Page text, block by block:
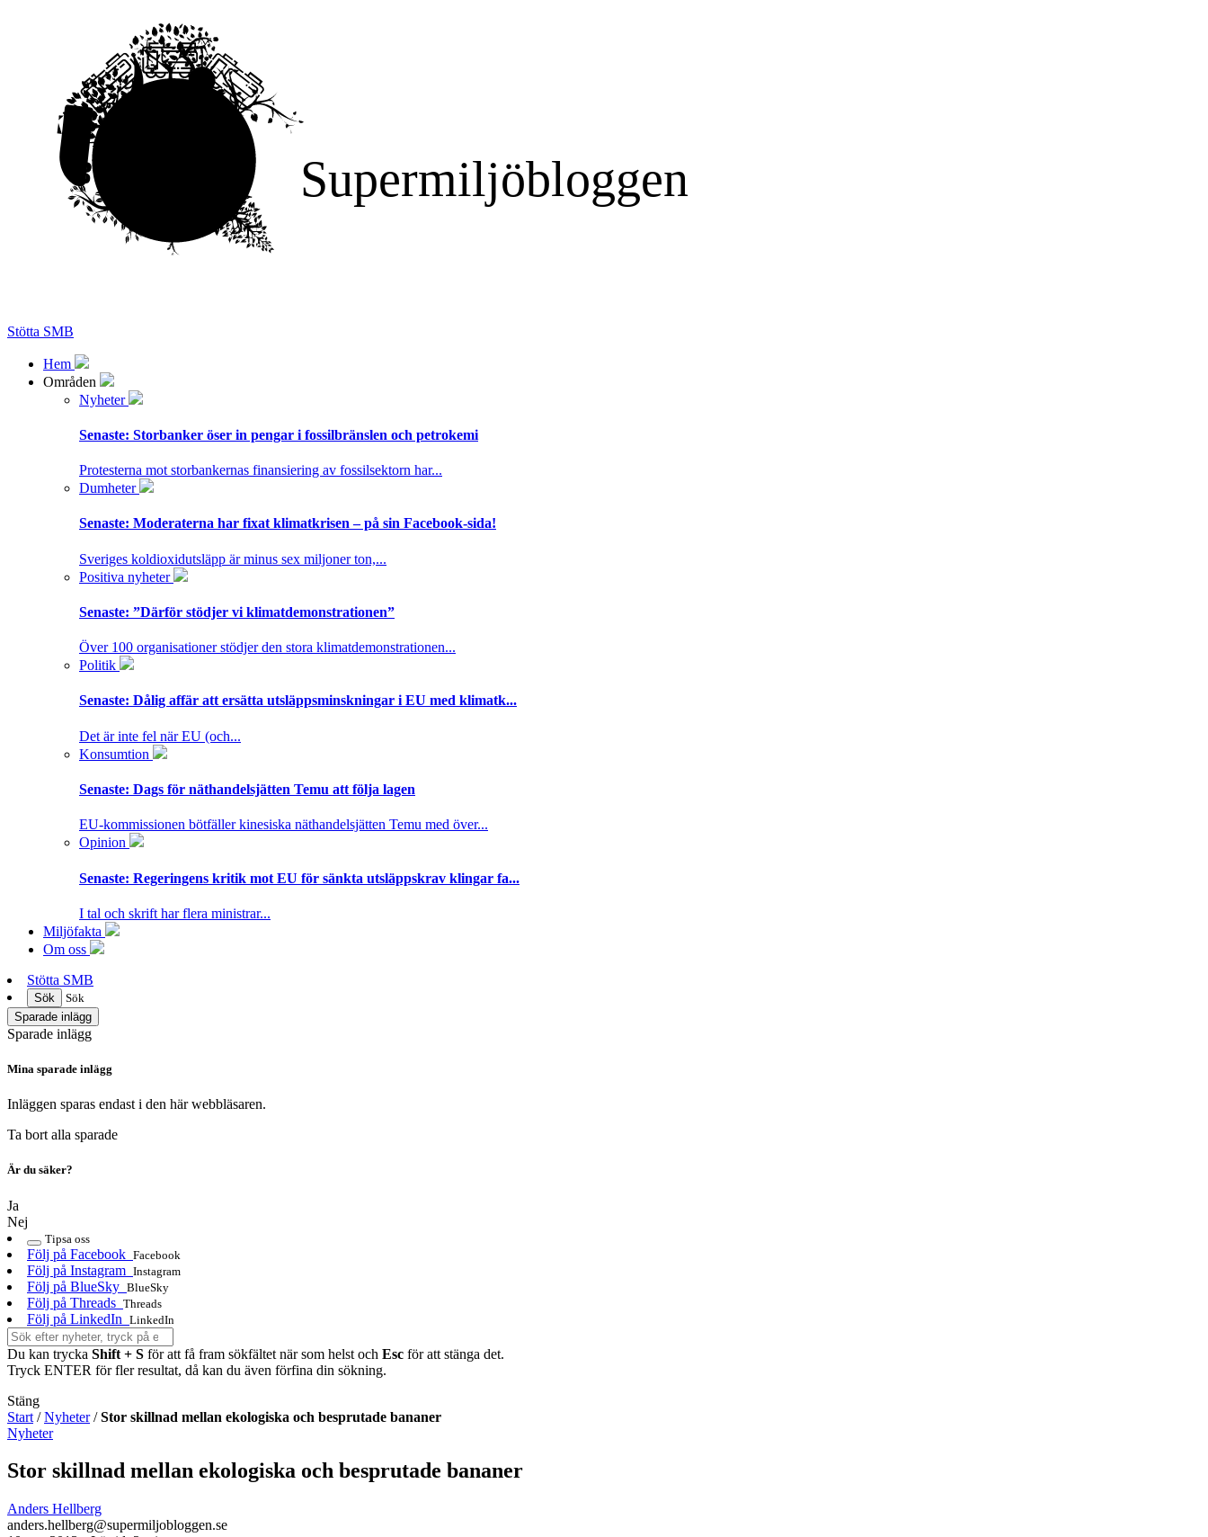
Supermiljöbloggen
Stötta SMB
Hem
Områden
Nyheter
Senaste: Storbanker öser in pengar i fossilbränslen och petrokemi
Protesterna mot storbankernas finansiering av fossilsektorn har...
Dumheter
Senaste: Moderaterna har fixat klimatkrisen – på sin Facebook-sida!
Sveriges koldioxidutsläpp är minus sex miljoner ton,...
Positiva nyheter
Senaste: ”Därför stödjer vi klimatdemonstrationen”
Över 100 organisationer stödjer den stora klimatdemonstrationen...
Politik
Senaste: Dålig affär att ersätta utsläppsminskningar i EU med klimatk...
Det är inte fel när EU (och...
Konsumtion
Senaste: Dags för näthandelsjätten Temu att följa lagen
EU-kommissionen bötfäller kinesiska näthandelsjätten Temu med över...
Opinion
Senaste: Regeringens kritik mot EU för sänkta utsläppskrav klingar fa...
I tal och skrift har flera ministrar...
Miljöfakta
Om oss
Stötta SMB
Sök
Sök
Sparade inlägg
Sparade inlägg
Mina sparade inlägg
Inläggen sparas endast i den här webbläsaren.
Ta bort alla sparade
Är du säker?
Ja
Nej
Tipsa oss
Följ på Facebook Facebook
Följ på Instagram Instagram
Följ på BlueSky BlueSky
Följ på Threads Threads
Följ på LinkedIn LinkedIn
Du kan trycka Shift + S för att få fram sökfältet när som helst och Esc för att stänga det.
Tryck ENTER för fler resultat, då kan du även förfina din sökning.
Stäng
Start /Nyheter/Stor skillnad mellan ekologiska och besprutade bananer
Nyheter
Stor skillnad mellan ekologiska och besprutade bananer
Anders Hellberg
anders.hellberg@supermiljobloggen.se